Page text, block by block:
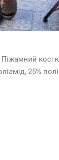
Піжамний
25%